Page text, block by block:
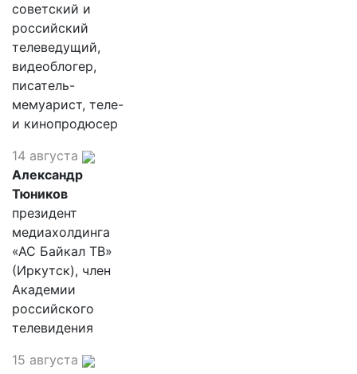
советский и
российский
телеведущий,
видеоблогер,
писатель-
мемуарист, теле-
и кинопродюсер
14 августа
Александр
Тюников
президент
медиахолдинга
«АС Байкал ТВ»
(Иркутск), член
Академии
российского
телевидения
15 августа